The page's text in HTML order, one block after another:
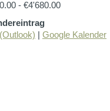
- €4'680.00
| Google Kalender